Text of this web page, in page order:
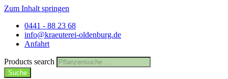
Zum Inhalt springen
0441 - 88 23 68
info@kraeuterei-oldenburg.de
Anfahrt
Products search
Suche